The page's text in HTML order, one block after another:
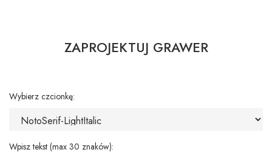
ZAPROJEKTUJ GRAWER
Wybierz czcionkę:
Wpisz tekst (max 30 znaków):